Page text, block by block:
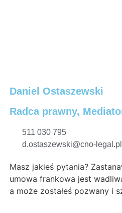
Daniel Ostaszewski
Radca prawny,
511 030 795
d.ostaszewski@cno-legal.pl
Masz jakieś pytania?
umowa frankowa jest
a może zostałeś pozwany i